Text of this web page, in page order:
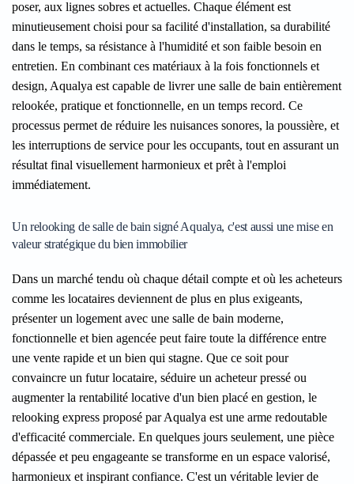
poser, aux lignes sobres et actuelles. Chaque élément est
minutieusement choisi pour sa facilité d'installation, sa durabilité
dans le temps, sa résistance à l'humidité et son faible besoin en
entretien. En combinant ces matériaux à la fois fonctionnels et
design, Aqualya est capable de livrer une salle de bain entièrement
relookée, pratique et fonctionnelle, en un temps record. Ce
processus permet de réduire les nuisances sonores, la poussière, et
les interruptions de service pour les occupants, tout en assurant un
résultat final visuellement harmonieux et prêt à l'emploi
immédiatement.
Un relooking de salle de bain signé Aqualya, c'est aussi une mise en
valeur stratégique du bien immobilier
Dans un marché tendu où chaque détail compte et où les acheteurs
comme les locataires deviennent de plus en plus exigeants,
présenter un logement avec une salle de bain moderne,
fonctionnelle et bien agencée peut faire toute la différence entre
une vente rapide et un bien qui stagne. Que ce soit pour
convaincre un futur locataire, séduire un acheteur pressé ou
augmenter la rentabilité locative d'un bien placé en gestion, le
relooking express proposé par Aqualya est une arme redoutable
d'efficacité commerciale. En quelques jours seulement, une pièce
dépassée et peu engageante se transforme en un espace valorisé,
harmonieux et inspirant confiance. C'est un véritable levier de